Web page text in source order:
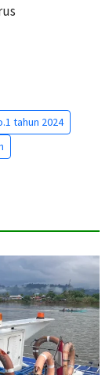
tahun 2024